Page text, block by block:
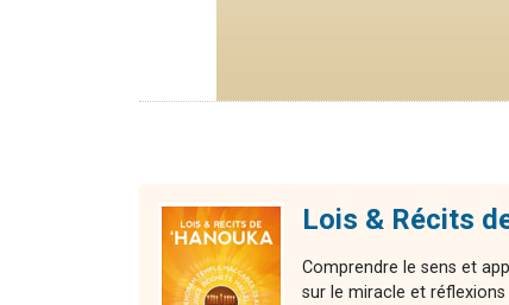
Lois & Récits
Comprendre le sens et
sur le miracle et